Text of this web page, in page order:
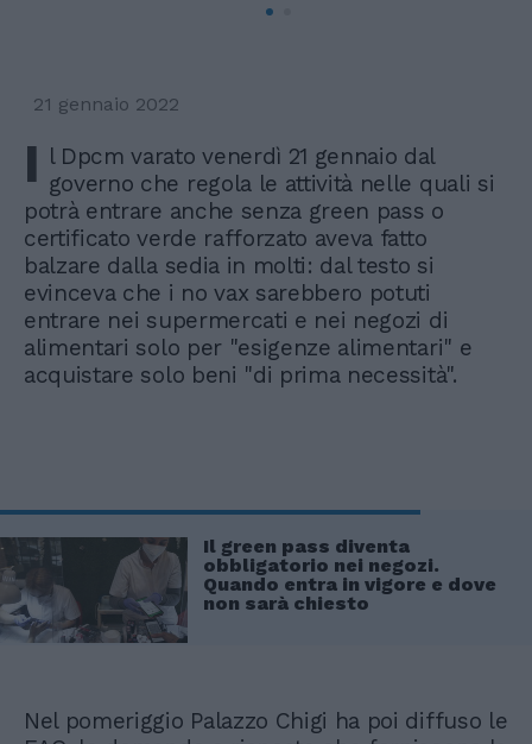
21 gennaio 2022
I l Dpcm varato venerdì 21 gennaio dal
governo che regola le attività nelle quali si
potrà entrare anche senza green pass o
certificato verde rafforzato aveva fatto
balzare dalla sedia in molti: dal testo si
evinceva che i no vax sarebbero potuti
entrare nei supermercati e nei negozi di
alimentari solo per "esigenze alimentari" e
acquistare solo beni "di prima necessità".
Il green pass diventa
obbligatorio nei negozi.
Quando entra in vigore e dove
non sarà chiesto
Nel pomeriggio Palazzo Chigi ha poi diffuso le